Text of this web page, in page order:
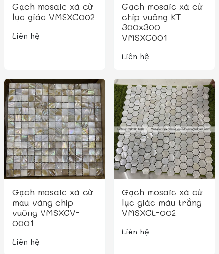
Gạch mosaic xà cừ
lục giác VMSXC002
Liên hệ
Gạch mosaic xà cừ
chip vuông KT
300x300
VMSXC001
Liên hệ
Gạch mosaic xà cừ
màu vàng chip
vuông VMSXCV-
0001
Liên hệ
Gạch mosaic xà cừ
lục giác màu trắng
VMSXCL-002
Liên hệ